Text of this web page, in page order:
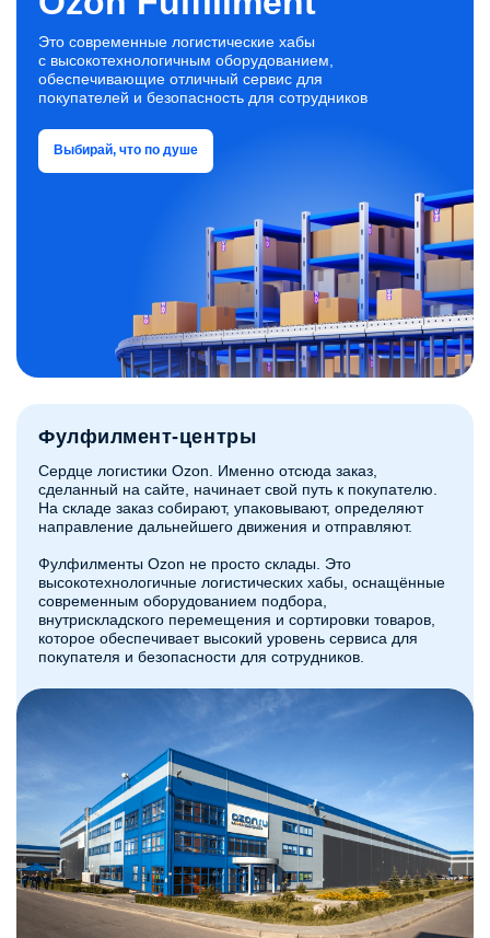
Это современные логистические хабы
с высокотехнологичным оборудованием,
обеспечивающие отличный сервис для
покупателей и безопасность для сотрудников
Выбирай, что по душе
Фулфилмент-центры
Сердце логистики Ozon. Именно отсюда заказ,
сделанный на сайте, начинает свой путь к покупателю.
На складе заказ собирают, упаковывают, определяют
направление дальнейшего движения и отправляют.
Фулфилменты Ozon не просто склады. Это
высокотехнологичные логистических хабы, оснащённые
современным оборудованием подбора,
внутрискладского перемещения и сортировки товаров,
которое обеспечивает высокий уровень сервиса для
покупателя и безопасности для сотрудников.